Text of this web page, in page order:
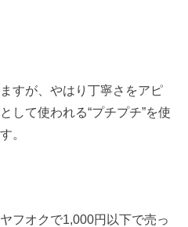
すが、やはり丁寧さをアピ
して使われる“プチプチ”を使
。
フオクで1,000円以下で売っ